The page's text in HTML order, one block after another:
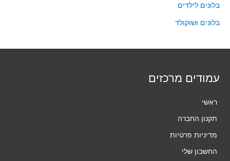
בלונים לילדים
בלונים ושוקולד
עמודים מרכזים
ראשי
תקנון החברה
מדיניות פרטיות
החשבון שלי